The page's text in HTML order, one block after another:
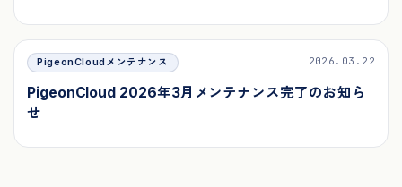
PigeonCloudメンテナンス 2026.03.22
PigeonCloud 2026年3月メンテナンス完了のお知ら
せ